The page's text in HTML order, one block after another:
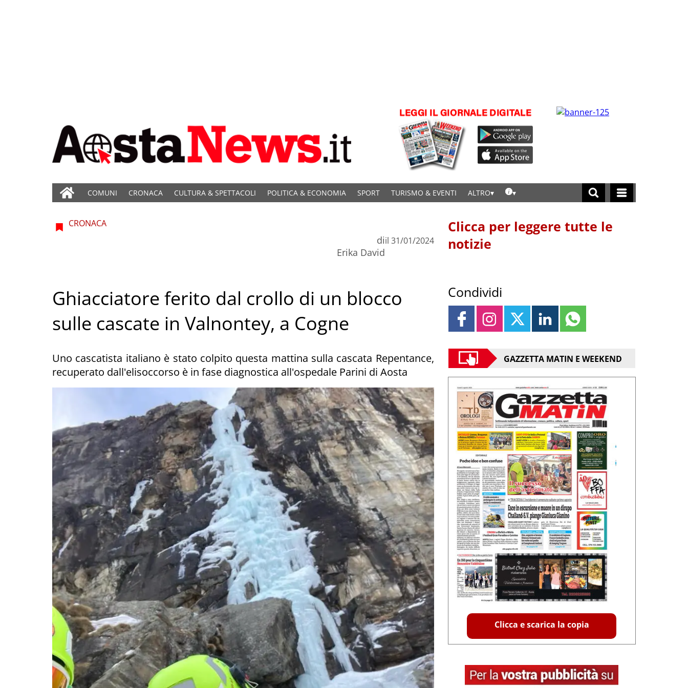
COMUNI CRONACA CULTURA & SPETTACOLI POLITICA & ECONOMIA SPORT TURISMO & EVENTI ALTRO
CRONACA
di
Erika David
il 31/01/2024
Ghiacciatore ferito dal crollo di un blocco
sulle cascate in Valnontey, a Cogne
Uno cascatista italiano è stato colpito questa mattina sulla cascata Repentance,
recuperato dall'elisoccorso è in fase diagnostica all'ospedale Parini di Aosta
Clicca per leggere tutte le
notizie
Condividi
GAZZETTA MATIN E WEEKEND
Clicca e scarica la copia